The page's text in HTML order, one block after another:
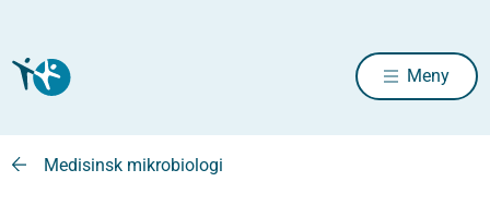
Meny
Medisinsk mikrobiologi